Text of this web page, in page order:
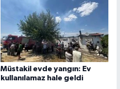
Müstakil evde yangın: Ev
kullanılamaz hale geldi